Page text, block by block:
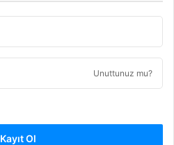
Unuttunuz mu?
Kayıt Ol